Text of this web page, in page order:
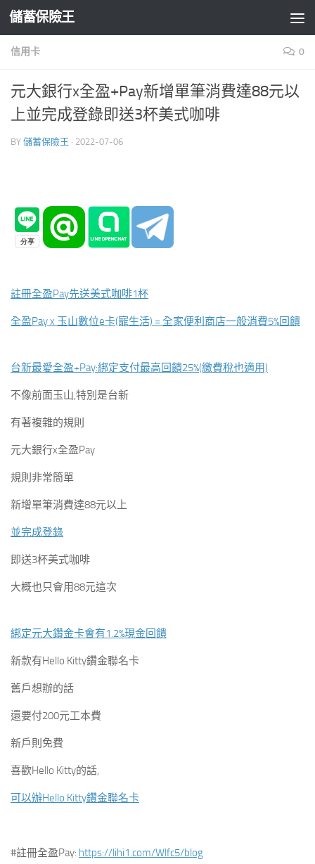
Skip to content
儲蓄保險王
信用卡 0
元大銀行x全盈+Pay新增單筆消費達88元以
上並完成登錄即送3杯美式咖啡
BY 儲蓄保險王 · 2022-07-06
註冊全盈Pay先送美式咖啡1杯
全盈Pay x 玉山數位e卡(寵生活) = 全家便利商店一般消費5%回饋
台新最愛全盈+Pay:綁定支付最高回饋25%(繳費稅也適用)
不像前面玉山,特別是台新
有著複雜的規則
元大銀行x全盈Pay
規則非常簡單
新增單筆消費達88元以上
並完成登錄
即送3杯美式咖啡
大概也只會用88元這次
綁定元大鑽金卡會有1.2%現金回饋
新款有Hello Kitty鑽金聯名卡
舊戶想辦的話
還要付200元工本費
新戶則免費
喜歡Hello Kitty的話,
可以辦Hello Kitty鑽金聯名卡
#註冊全盈Pay: https://lihi1.com/Wlfc5/blog